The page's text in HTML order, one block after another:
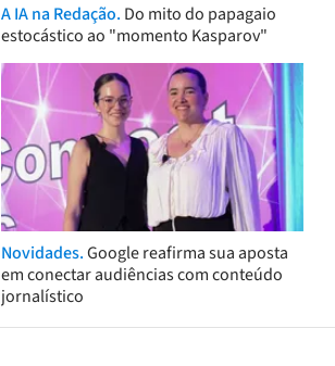
A IA na Redação. Do mito do papagaio
estocástico ao "momento Kasparov"
Novidades.Google reafirma sua aposta
em conectar audiências com conteúdo
jornalístico